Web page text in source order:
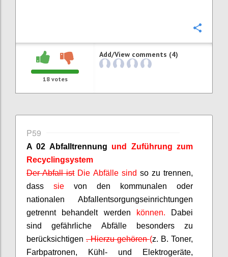
18votes
Add/View comments (4)
P59
A 02 Abfalltrennung und Zuführung zum
Recyclingsystem
Der Abfall ist Die Abfälle sind so zu trennen,
dass sie von den kommunalen oder
nationalen Abfallentsorgungseinrichtungen
getrennt behandelt werden
können. Dabei
sind gefährliche Abfälle besonders zu
berücksichtigen .Hierzu gehören(z. B. Toner,
Farbpatronen, Kühl- und Elektrogeräte,